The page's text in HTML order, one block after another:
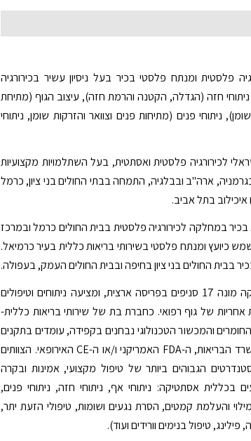
פלסטית ומנתח פלסטי בכיר בעל ניסיון עשיר בכירורגיה
חזה (הגדלה, הקטנה והרמת חזה), עיצוב הגוף (מתיחת
ניתוחי פנים (מתיחות פנים וצוואר והזרקות שומן, ניתוחי
לכירורגיה פלסטית ואסתטית, בעל השתלמויות מקצועיות
ארה"ב ובבלגיה, התמחה בבתי החולים בני ציון, כרמל
בתל אביב.
בכיר במחלקה לכירורגיה פלסטית בבית החולים כרמל ובמרכז
כיועץ ומנתח פלסטי בשירותי בריאות כללית בעיר כרמיאל.
בבית החולים בני ציון בחיפה ובבית החולים העמק, בעפולה.
רשת מרפאות כללית אסתטיקה מונה 17 סניפים בפריסה ארצית, ומציעה ניתוחים וטיפולים
של גוף רפואי. כחברת בת של שירותי בריאות כללית-
והמכשור הטכנולוגי נבחנים בקפידה, עומדים בתקנים
מחמירים ומאושרים על ידי משרד הבריאות, ה-FDA האמריקני ו/או ה-CE האירופאי. הצוותים
הגבוהים ביותר של טיפול מקצועי, אמינות ובקרה
בכללית אסתטיקה: ניתוחי אף, ניתוחי חזה, ניתוחי פנים,
והעלמת קמטים, הסרת נגעים ושומות, טיפולי הזעת יתר,
טיפול בנימים וורידים ועוד).